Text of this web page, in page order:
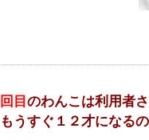
回目 のわんこは利用者
もうすぐ１２才になる